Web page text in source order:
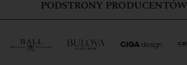
PODSTRONY PRODUCENTÓW